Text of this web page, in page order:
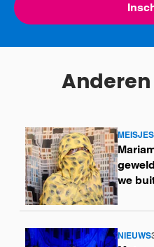
we
Lees
meer
NIEUWS
Lees